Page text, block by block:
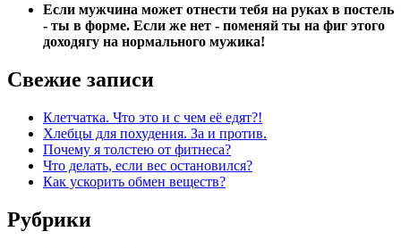
Если мужчина может отнести тебя на руках в постель
- ты в форме. Если же нет - поменяй ты на фиг этого
доходягу на нормального мужика!
Свежие записи
Клетчатка. Что это и с чем её едят?!
Хлебцы для похудения. За и против.
Почему я толстею от фитнеса?
Что делать, если вес остановился?
Как ускорить обмен веществ?
Рубрики